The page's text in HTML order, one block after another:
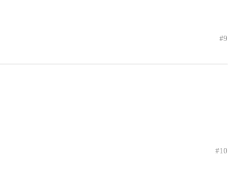
#9
#10